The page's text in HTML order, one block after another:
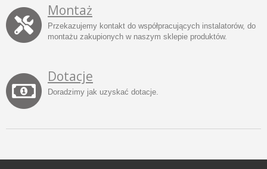
Montaż
Przekazujemy kontakt do współpracujących instalatorów, do
montażu zakupionych w naszym sklepie produktów.
Dotacje
Doradzimy jak uzyskać dotacje.